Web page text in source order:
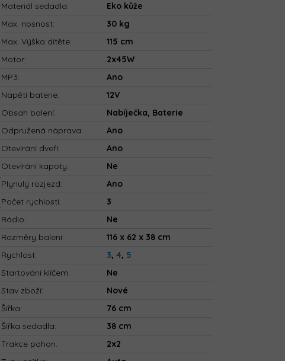
Materiál sedadla:
Eko kůže
Max. nosnost:
30 kg
Max. Výška dítěte:
115 cm
Motor:
2x45W
MP3:
Ano
Napětí baterie:
12V
Obsah balení:
Nabíječka, Baterie
Odpružená náprava:
Ano
Otevírání dveří:
Ano
Otevírání kapoty:
Ne
Plynulý rozjezd:
Ano
Počet rychlostí:
3
Rádio:
Ne
Rozměry balení:
116 x 62 x 38 cm
Rychlost: 3,4, 5
Startování klíčem:
Ne
Stav zboží:
Nové
Šířka:
76 cm
Šířka sedadla:
38 cm
Trakce pohon:
2x2